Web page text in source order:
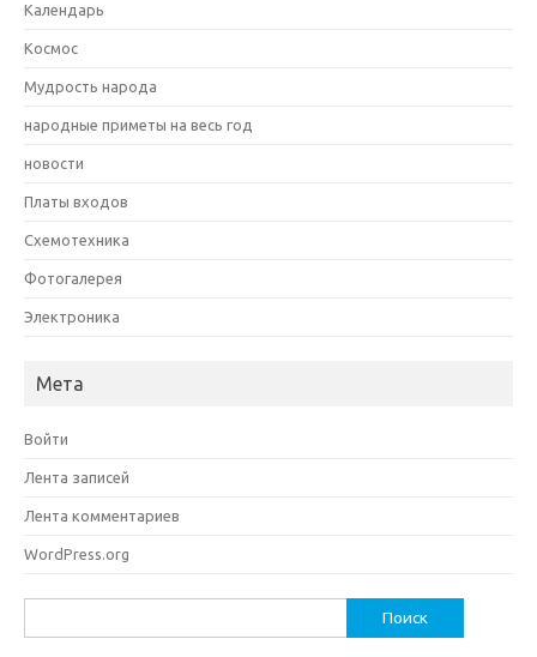
Календарь
Космос
Мудрость народа
народные приметы на весь год
новости
Платы входов
Схемотехника
Фотогалерея
Электроника
Мета
Войти
Лента записей
Лента комментариев
WordPress.org